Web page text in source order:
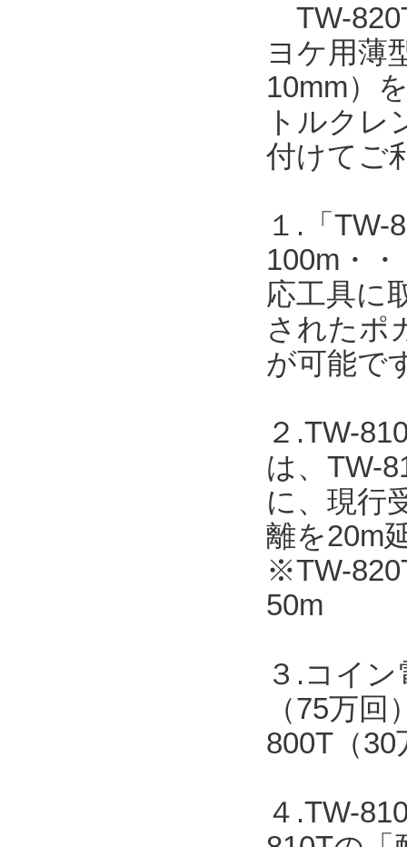
TW-
ヨケ用薄
10mm）
トルクレ
付けてご
１.「TW-
100m・
応工具に
されたポ
が可能で
２.TW-
は、TW-
に、現行
離を20m
※TW-
50m
３.コイ
（75万
800T（
４.TW-